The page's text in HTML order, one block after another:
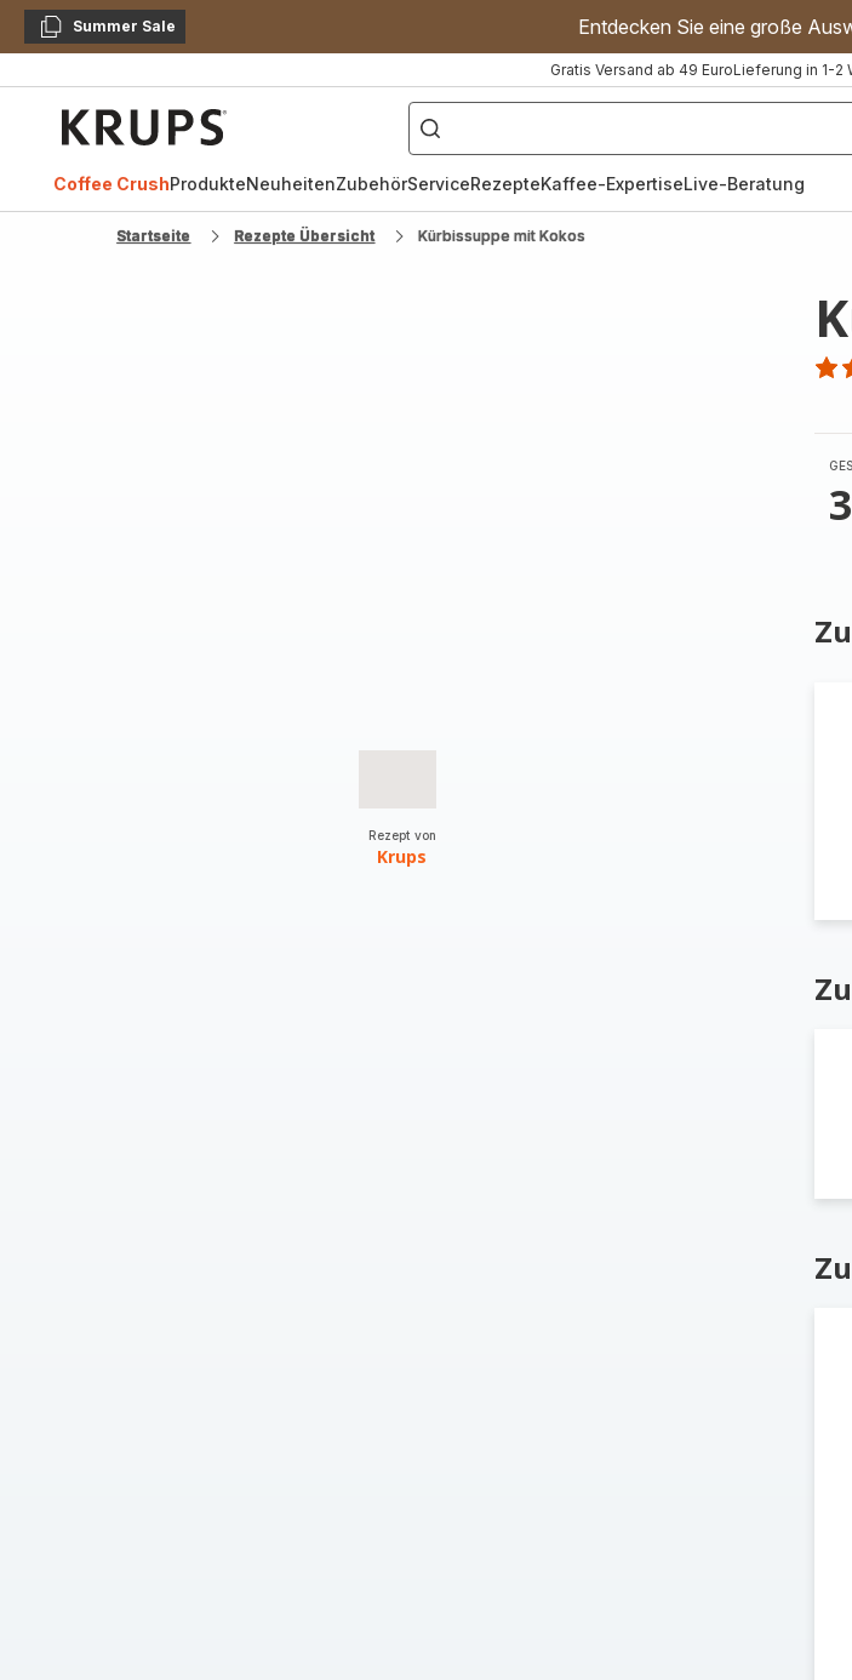
KopierenSummer Sale Entdecken Sie eine große
Gratis Versand ab 49 EuroLieferung in 1-2
["Kaffeevollautomat","Handmixer","Waffeleisen"]
Coffee CrushProdukteNeuheitenZubehörServiceRezepteKaffee-ExpertiseLive-Beratung
Startseite Rezepte Übersicht Kürbissuppe mit Kokos
Rezept von
Krups